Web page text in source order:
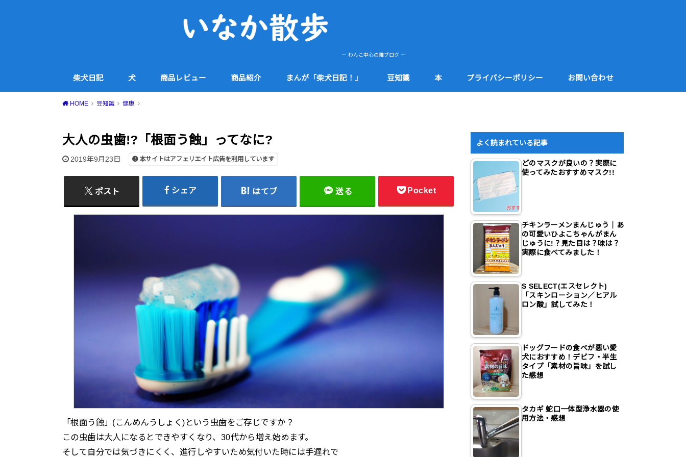
ー わんこ中心の雑ブログ ー
柴犬日記 犬 商品レビュー 商品紹介 まんが「柴犬日記！」 豆知識 本 プライバシーポリシー お問い合わせ
HOME 豆知識 健康
大人の虫歯!?「根面う蝕」ってなに?
2019年9月23日 本サイトはアフェリエイト広告を利用しています
ポスト シェア はてブ 送る Pocket
「根面う蝕」(こんめんうしょく)という虫歯をご存じですか？
この虫歯は大人になるとできやすくなり、30代から増え始めます。
そして自分では気づきにくく、進行しやすいため気付いた時には手遅れで
よく読まれている記事
どのマスクが良いの？実際に
使ってみたおすすめマスク!!
チキンラーメンまんじゅう｜あ
の可愛いひよこちゃんがまん
じゅうに!？見た目は？味は？
実際に食べてみました！
S SELECT(エスセレクト)
「スキンローション／ヒアル
ロン酸」試してみた！
ドッグフードの食べが悪い愛
犬におすすめ！デビフ・半生
タイプ「素材の旨味」を試し
た感想
タカギ 蛇口一体型浄水器の使
用方法・感想